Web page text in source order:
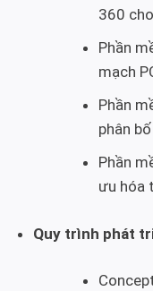
360
Phần
mạch
Phần
phân
Phần
ưu hóa
Quy trình phát